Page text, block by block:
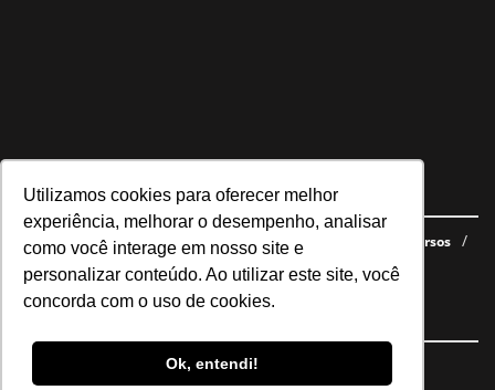
Utilizamos cookies para oferecer melhor
experiência, melhorar o desempenho, analisar
como você interage em nosso site e
personalizar conteúdo. Ao utilizar este site, você
concorda com o uso de cookies.
Ok, entendi!
Navegue no site
Últimas notícias Quem somos E-books gratuitos
Cursos
Política de privacidade